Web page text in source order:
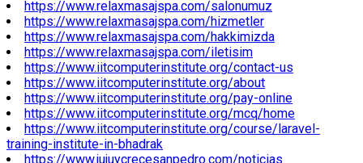
https://www.relaxmasajspa.com/salonumuz
https://www.relaxmasajspa.com/hizmetler
https://www.relaxmasajspa.com/hakkimizda
https://www.relaxmasajspa.com/iletisim
https://www.iitcomputerinstitute.org/contact-us
https://www.iitcomputerinstitute.org/about
https://www.iitcomputerinstitute.org/pay-online
https://www.iitcomputerinstitute.org/mcq/home
https://www.iitcomputerinstitute.org/course/laravel-
training-institute-in-bhadrak
https://www.jujuycrecesanpedro.com/noticias